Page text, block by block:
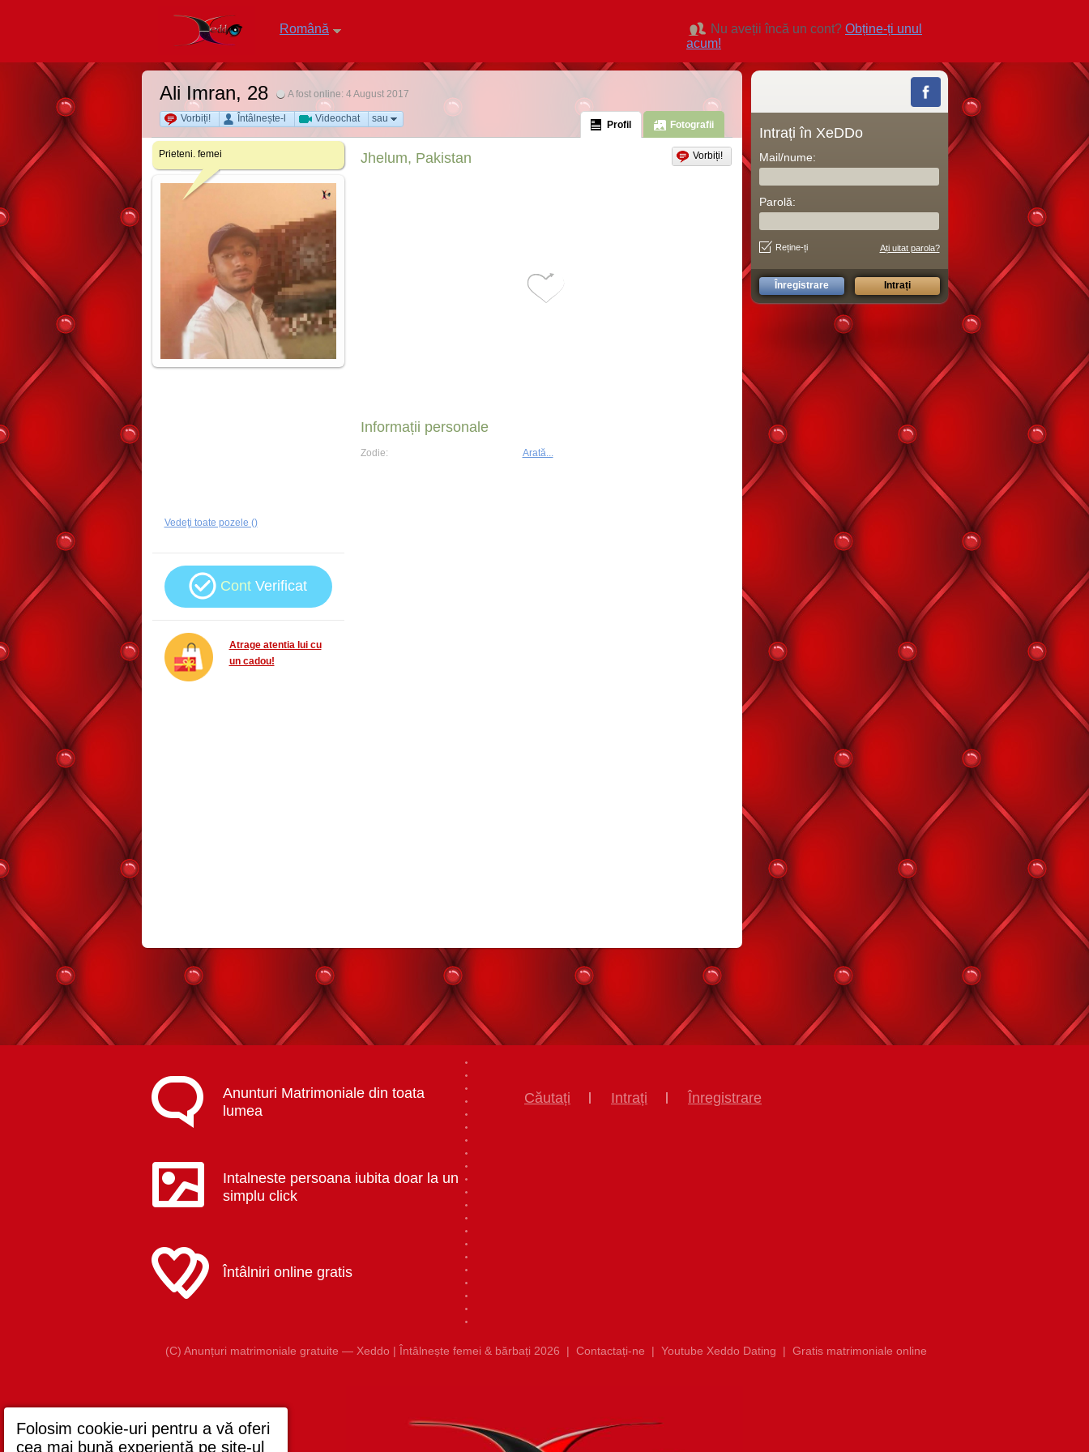
Română Nu aveții încă un cont? Obține-ți unul
acum!
Ali Imran, 28 A fost online: 4 August 2017
Vorbiți! Întâlnește-l Videochat sau
Profil Fotografii
Prieteni. femei
Vedeţi toate pozele ()
Cont Verificat
Atrage atentia lui cu
un cadou!
Vorbiți!
Jhelum, Pakistan
Informații personale
Zodie: Arată...
Intrați în XeDDo
Mail/nume:
Parolă:
Reține-ți Ați uitat parola?
Anunturi Matrimoniale din toata
lumea
Intalneste persoana iubita doar la un
simplu click
Întâlniri online gratis
Căutați Intrați Înregistrare
(C) Anunțuri matrimoniale gratuite — Xeddo | Întâlnește femei & bărbați 2026 | Contactați-ne | Youtube Xeddo Dating | Gratis matrimoniale online
Folosim cookie-uri pentru a vă oferi
cea mai bună experiență pe site-ul